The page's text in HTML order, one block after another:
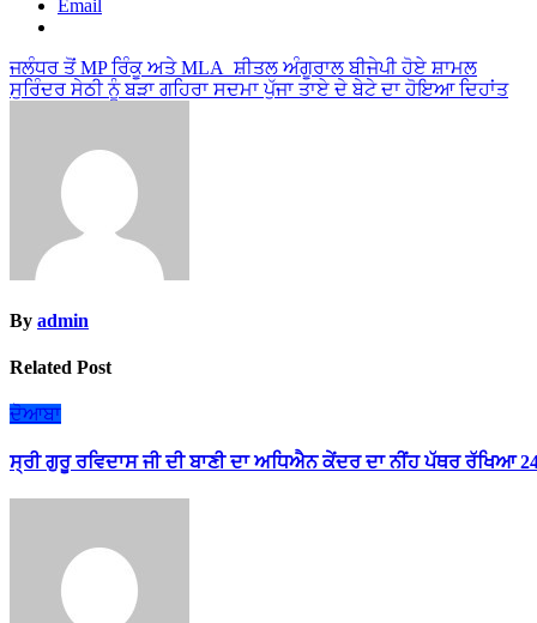
Email
Post
navigation
ਜਲੰਧਰ ਤੋਂ MP ਰਿੰਕੂ ਅਤੇ MLA ਸ਼ੀਤਲ ਅੰਗੂਰਾਲ ਬੀਜੇਪੀ ਹੋਏ ਸ਼ਾਮਲ
ਸੁਰਿੰਦਰ ਸੇਠੀ ਨੂੰ ਬੜਾ ਗਹਿਰਾ ਸਦਮਾ ਪੁੱਜਾ ਤਾਏ ਦੇ ਬੇਟੇ ਦਾ ਹੋਇਆ ਦਿਹਾਂਤ
By admin
Related Post
ਦੋਆਬਾ
ਸ੍ਰੀ ਗੁਰੂ ਰਵਿਦਾਸ ਜੀ ਦੀ ਬਾਣੀ ਦਾ ਅਧਿਐਨ ਕੇਂਦਰ ਦਾ ਨੀਂਹ ਪੱਥਰ ਰੱਖਿਆ